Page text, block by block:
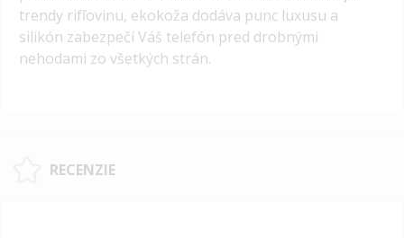
trendy rifľovinu, ekokoža dodáva punc luxusu a
silikón zabezpečí Váš telefón pred drobnými
nehodami zo všetkých strán.
RECENZIE